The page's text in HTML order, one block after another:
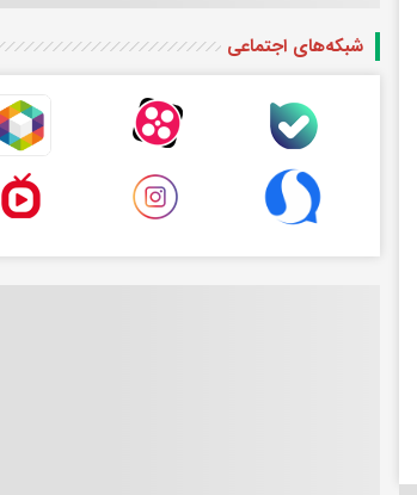
شبکه‌های اجتماعی